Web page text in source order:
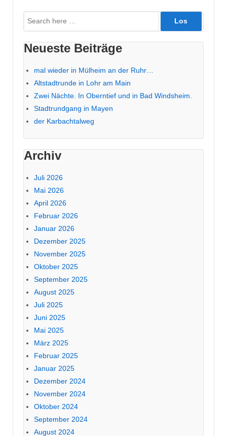
Suche
nach:
Neueste Beiträge
mal wieder in Mülheim an der Ruhr…
Altstadtrunde in Lohr am Main
Zwei Nächte. In Oberntief und in Bad Windsheim.
Stadtrundgang in Mayen
der Karbachtalweg
Archiv
Juli 2026
Mai 2026
April 2026
Februar 2026
Januar 2026
Dezember 2025
November 2025
Oktober 2025
September 2025
August 2025
Juli 2025
Juni 2025
Mai 2025
März 2025
Februar 2025
Januar 2025
Dezember 2024
November 2024
Oktober 2024
September 2024
August 2024